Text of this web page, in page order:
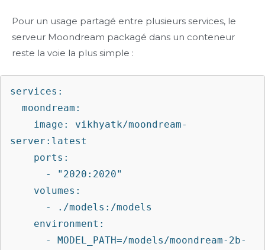
Pour un usage partagé entre plusieurs services, le
serveur Moondream packagé dans un conteneur
reste la voie la plus simple :
services:
server:latest